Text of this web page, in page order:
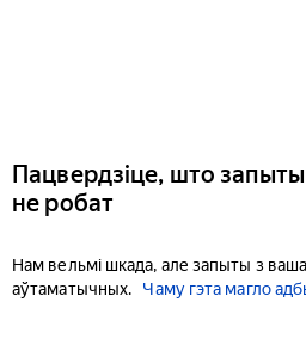
Пацвердзіце, што
не робат
Нам вельмі шкада, але запыты з
аўтаматычных.
Чаму гэта магло